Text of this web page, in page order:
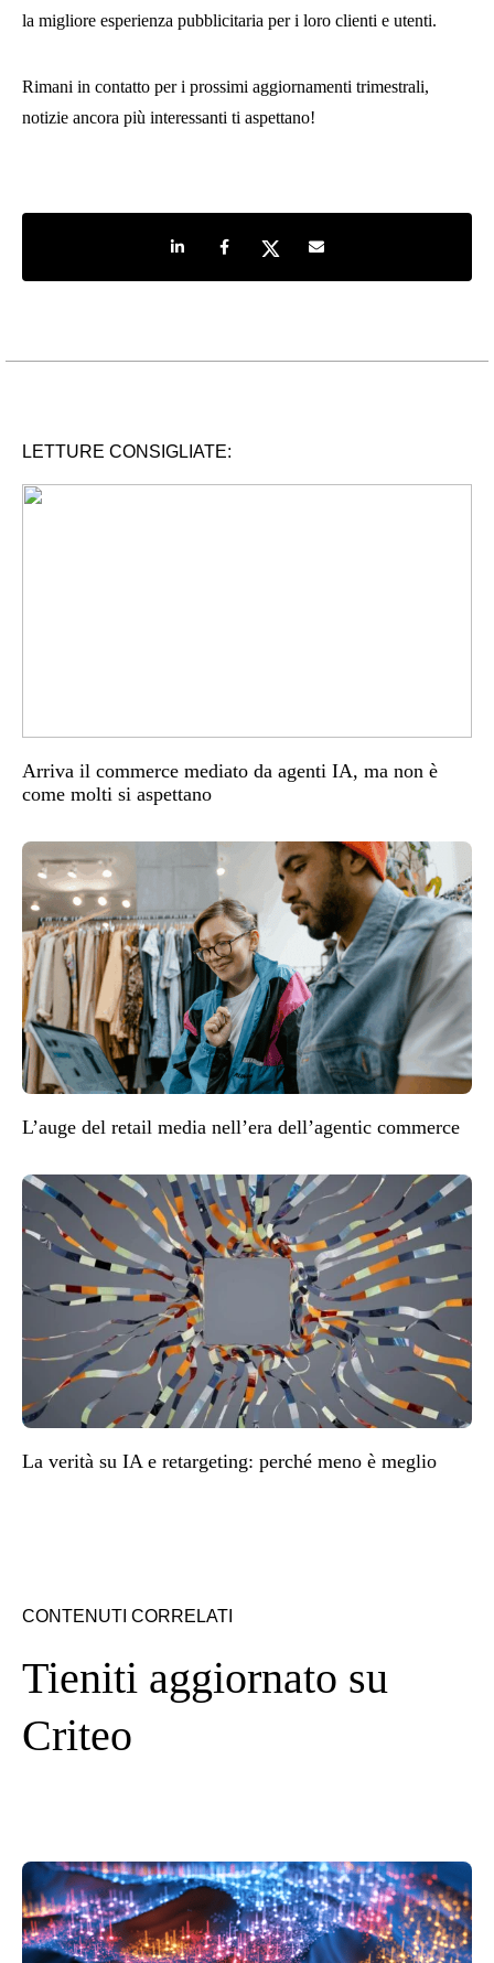
la migliore esperienza pubblicitaria per i loro clienti e utenti.
Rimani in contatto per i prossimi aggiornamenti trimestrali,
notizie ancora più interessanti ti aspettano!
Share on LinkedIn
Share on Facebook
Share on TwitterShare by e-mail
LETTURE CONSIGLIATE:
Arriva il commerce mediato da agenti IA, ma non è
come molti si aspettano
L’auge del retail media nell’era dell’agentic commerce
La verità su IA e retargeting: perché meno è meglio
CONTENUTI CORRELATI
Tieniti aggiornato su
Criteo